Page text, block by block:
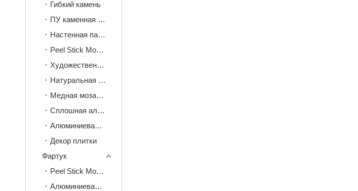
Гибкий камень
ПУ каменная стеновая панель
Настенная панель ПВХ
Peel Stick Mosaic
Художественная мозаика
Натуральная камень мозаика
Медная мозаика
Сплошная алюминиевая мозаика
Алюминиевая мозаика с кожурой и наклейкой
Декор плитки
Фартук
Peel Stick Mosaic
Алюминиевая мозаика с кожурой и наклейкой